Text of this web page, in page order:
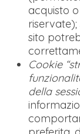
acquisto
sito
Cookie
della